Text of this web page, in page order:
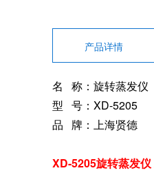
产品详情
名 称：旋转蒸发仪
型 号：XD-5205
品 牌：上海贤德
XD-5205旋转蒸发